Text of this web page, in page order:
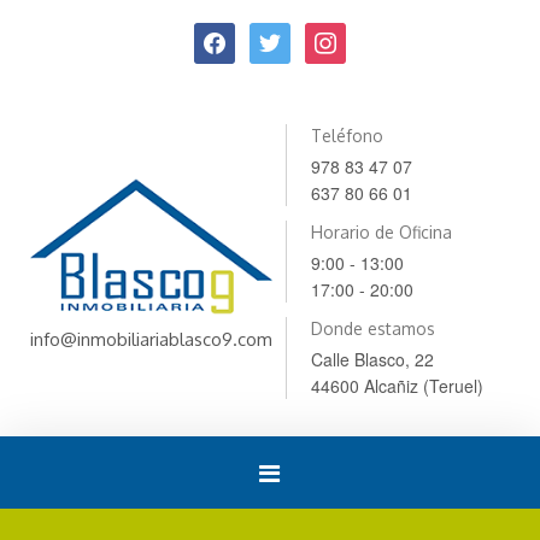
info@inmobiliariablasco9.com
Teléfono
978 83 47 07
637 80 66 01
Horario de Oficina
9:00 - 13:00
17:00 - 20:00
Donde estamos
Calle Blasco, 22
44600 Alcañiz (Teruel)
Toggle